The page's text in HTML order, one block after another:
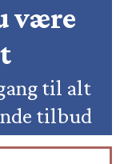
være
til alt
tilbud